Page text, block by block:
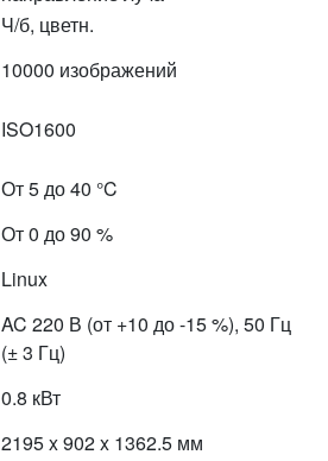
Ч/б, цветн.
10000 изображений
ISO1600
От 5 до 40 °C
От 0 до 90 %
Linux
AC 220 В (от +10 до -15 %), 50 Гц
(± 3 Гц)
0.8 кВт
2195 x 902 x 1362.5 мм